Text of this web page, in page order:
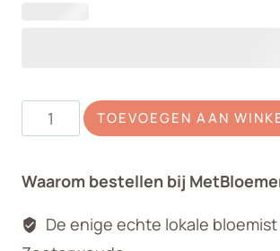
Rouwarrangement
Avalanche
TOEVOEGEN AAN
Waarom bestellen bij
De enige echte lokale bloemist